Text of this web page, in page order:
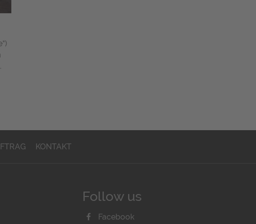
KONTAKT
Follow us
Facebook